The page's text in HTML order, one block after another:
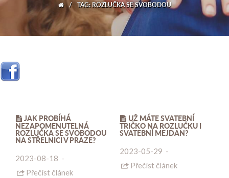
/ TAG: ROZLUČKA SE SVOBODOU
JAK PROBÍHÁ
NEZAPOMENUTELNÁ
ROZLUČKA SE SVOBODOU
NA STŘELNICI V PRAZE?
2023-08-18 -
Přečíst článek
UŽ MÁTE SVATEBNÍ
TRIČKO NA ROZLUČKU I
SVATEBNÍ MEJDAN?
2023-05-29 -
Přečíst článek